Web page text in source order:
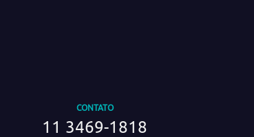
CONTATO
11 3469-1818